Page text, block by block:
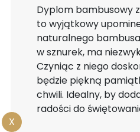
X
Dyplom bambusowy
to wyjątkowy
naturalnego
w sznurek, ma
Czyniąc z niego
będzie piękną
chwili. Idealny, by
radości do